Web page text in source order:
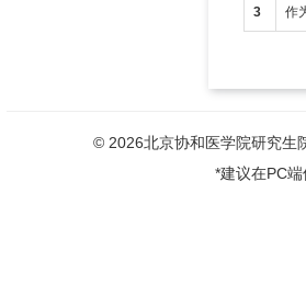
3 作
© 2026北京协和医学院研究生
*建议在PC